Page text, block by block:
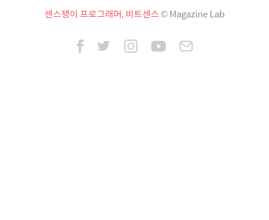
센스쟁이 프로그래머, 비트센스© Magazine Lab